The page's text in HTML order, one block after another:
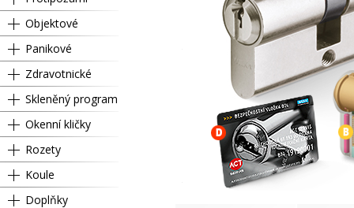
Objektové
Panikové
Zdravotnické
Skleněný program
Okenní kličky
Rozety
Koule
Doplňky